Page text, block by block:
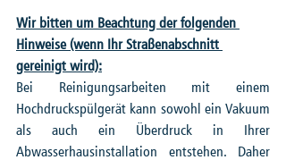
Wir bitten um Beachtung der folgenden
Hinweise (wenn Ihr Straßenabschnitt
gereinigt wird):
Bei Reinigungsarbeiten mit einem
Hochdruckspülgerät kann sowohl ein Vakuum
als auch ein Überdruck in Ihrer
Abwasserhausinstallation entstehen. Daher